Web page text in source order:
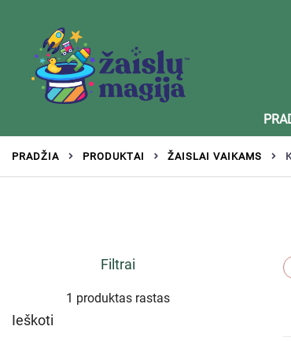
Zaislumagija.lt – žaislų parduotuvė
Žaislai tinkantys įvairaus amžiaus vaikams
PRADŽIA PRODUKTAI ŽAISLAI VAIKAMS
Filtrai
1 produktas rastas
Ieškoti